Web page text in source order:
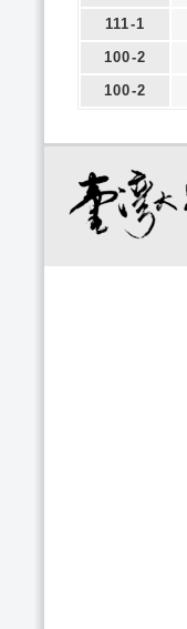
111-1
100-2
100-2